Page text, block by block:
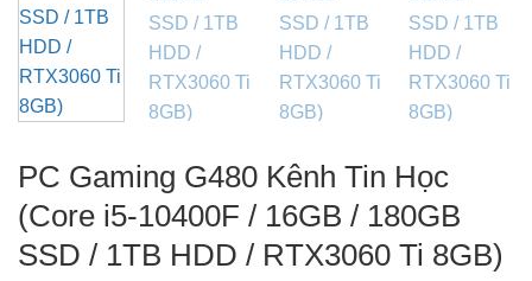
PC Gaming G480 Kênh Tin Học
(Core i5-10400F / 16GB / 180GB
SSD / 1TB HDD / RTX3060 Ti 8GB)